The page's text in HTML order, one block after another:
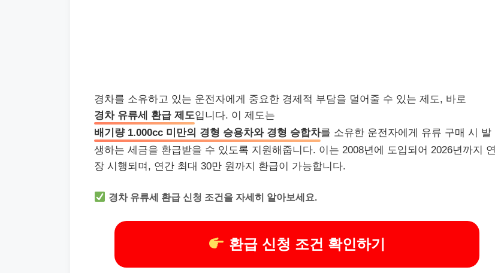
경차를 소유하고 있는 운전자에게 중요한 경제적 부담을 덜어줄 수 있는 제도, 바로
경차 유류세 환급 제도입니다. 이 제도는
배기량 1.000cc 미만의 경형 승용차와 경형 승합차를 소유한 운전자에게 유류 구매 시 발
생하는 세금을 환급받을 수 있도록 지원해줍니다. 이는 2008년에 도입되어 2026년까지 연
장 시행되며, 연간 최대 30만 원까지 환급이 가능합니다.
경차 유류세 환급 신청 조건을 자세히 알아보세요.
환급 신청 조건 확인하기